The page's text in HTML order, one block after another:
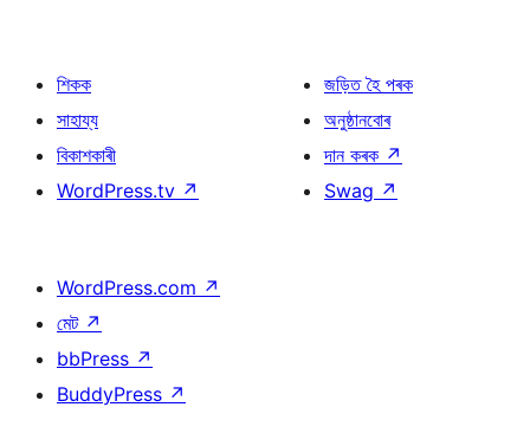
শিকক
সাহায্য
বিকাশকাৰী
WordPress.tv ↗
জড়িত হৈ পৰক
অনুষ্ঠানবোৰ
দান কৰক ↗
Swag ↗
WordPress.com ↗
মেট ↗
bbPress ↗
BuddyPress ↗